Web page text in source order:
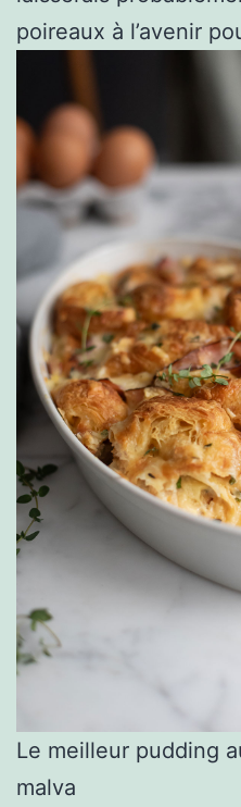
poireaux à l’avenir
Le meilleur pudding
malva